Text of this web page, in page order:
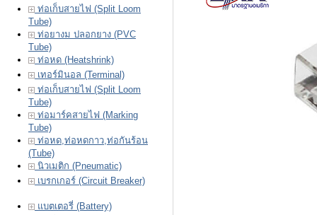
ท่อเก็บสายไฟ (Split Loom
Tube)
ท่อยางม ปลอกยาง (PVC
Tube)
ท่อหด (Heatshrink)
เทอร์มินอล (Terminal)
ท่อเก็บสายไฟ (Split Loom
Tube)
ท่อมาร์คสายไฟ (Marking
Tube)
ท่อหด,ท่อหดกาว,ท่อกันร้อน
(Tube)
นิวเมติก (Pneumatic)
เบรกเกอร์ (Circuit Breaker)
แบตเตอรี่ (Battery)